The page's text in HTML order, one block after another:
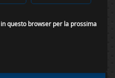
questo browser per la prossima